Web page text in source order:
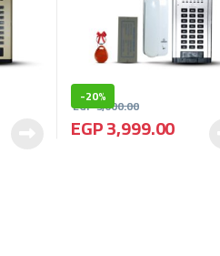
-20%
EGP3,999.00
EGP5,000.00